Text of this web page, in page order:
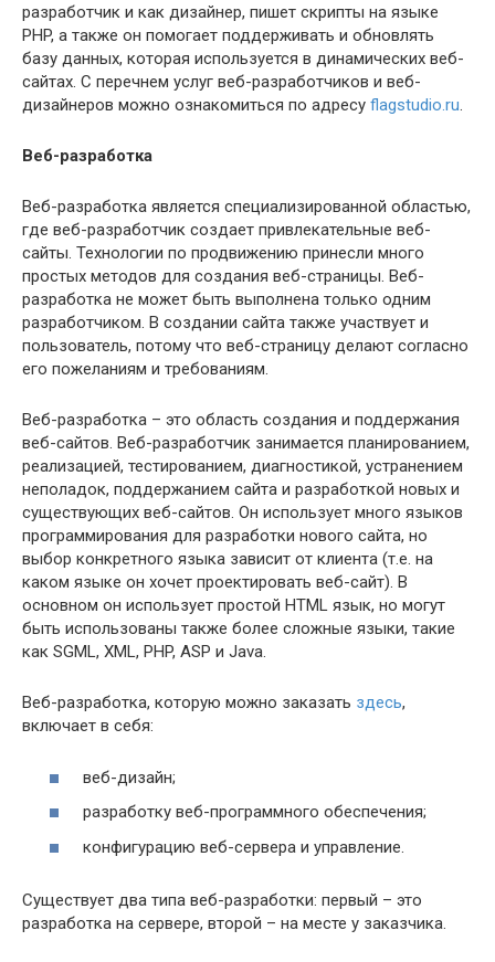
разработчик и как дизайнер, пишет скрипты на языке
PHP, а также он помогает поддерживать и обновлять
базу данных, которая используется в динамических веб-
сайтах. С перечнем услуг веб-разработчиков и веб-
дизайнеров можно ознакомиться по адресу flagstudio.ru.
Веб-разработка
Веб-разработка является специализированной областью,
где веб-разработчик создает привлекательные веб-
сайты. Технологии по продвижению принесли много
простых методов для создания веб-страницы. Веб-
разработка не может быть выполнена только одним
разработчиком. В создании сайта также участвует и
пользователь, потому что веб-страницу делают согласно
его пожеланиям и требованиям.
Веб-разработка – это область создания и поддержания
веб-сайтов. Веб-разработчик занимается планированием,
реализацией, тестированием, диагностикой, устранением
неполадок, поддержанием сайта и разработкой новых и
существующих веб-сайтов. Он использует много языков
программирования для разработки нового сайта, но
выбор конкретного языка зависит от клиента (т.е. на
каком языке он хочет проектировать веб-сайт). В
основном он использует простой HTML язык, но могут
быть использованы также более сложные языки, такие
как SGML, XML, PHP, ASP и Java.
Веб-разработка, которую можно заказать здесь,
включает в себя:
веб-дизайн;
разработку веб-программного обеспечения;
конфигурацию веб-сервера и управление.
Существует два типа веб-разработки: первый – это
разработка на сервере, второй – на месте у заказчика.